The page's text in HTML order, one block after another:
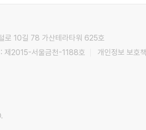
로 10길 78 가산테라타워 625호
제2015-서울금천-1188호
개인정보 보호